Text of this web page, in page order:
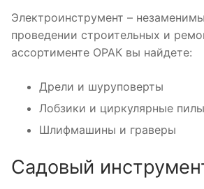
Электроинструмент –
проведении строительных и
ассортименте ОРАК вы найдете:
Дрели и шуруповерты
Лобзики и циркулярные пилы
Шлифмашины и граверы
Садовый